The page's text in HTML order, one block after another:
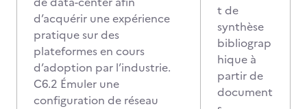
d’acquérir une expérience
pratique sur des
plateformes en cours
d’adoption par l’industrie.
C6.2 Émuler une
configuration de réseau
t de
synthèse
bibliograp
hique à
partir de
document